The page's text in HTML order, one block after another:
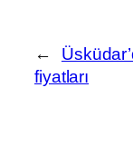
←
fiyatları